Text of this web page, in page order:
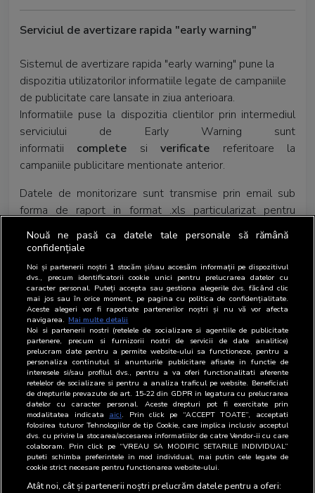
Serviciul de avertizare rapida "early warning"
Sistemul de avertizare rapida "early warning" pune la
dispozitia utilizatorilor informatiile legate de campaniile
de publicitate care lansate in ziua anterioara.
Informatiile puse la dispozitia clientilor prin intermediul
serviciului de Early Warning sunt
informatii complete siverificate referitoare la
campaniile publicitare mentionate anterior.
Datele de monitorizare sunt transmise prin email sub
forma de raport in format .xls particularizat pentru
fiecare utilizator in parte,
zilnicpana la
ora14:00.Serviciul de Early Warning este disponibil
gratuit tuturor beneficiarilor MIP Radio prin intermediul
aplicatiei Media Monitor.
Accesare rezultate MIP Radio
In cazul in care nu sunteti beneficiar MIP Presa Radio, dar
doriti acces la acest serviciu, acesta este disponibil
contra cost tuturor companiilor interesate. Informatii
privind tarifele aplicate precum si conditiile in care se
poate accesa acest serviciu pot fi solicitate la
monitorizare[at]brat[punct]ro sau prin accesarea linkului
de mai jos:
Solicita informatii
Nouă ne pasă ca datele tale personale să rămână
confidențiale
Noi și partenerii noștri 1 stocăm și/sau accesăm informații pe dispozitivul
dvs., precum identificatorii cookie unici pentru prelucrarea datelor cu
caracter personal. Puteți accepta sau gestiona alegerile dvs. făcând clic
mai jos sau în orice moment, pe pagina cu politica de confidențialitate.
Aceste alegeri vor fi raportate partenerilor noștri și nu vă vor afecta
navigarea. Mai multe detalii
Noi si partenerii nostri (retelele de socializare si agentiile de publicitate
partenere, precum si furnizorii nostri de servicii de date analitice)
prelucram date pentru a permite website-ului sa functioneze, pentru a
personaliza continutul si anunturile publicitare afisate in functie de
interesele si/sau profilul dvs., pentru a va oferi functionalitati aferente
retelelor de socializare si pentru a analiza traficul pe website. Beneficiati
de drepturile prevazute de art. 15-22 din GDPR in legatura cu prelucrarea
datelor cu caracter personal. Aceste drepturi pot fi exercitate prin
modalitatea indicata aici. Prin click pe “ACCEPT TOATE”, acceptati
folosirea tuturor Tehnologiilor de tip Cookie, care implica inclusiv acceptul
dvs. cu privire la stocarea/accesarea informatiilor de catre Vendor-ii cu care
colaboram. Prin click pe “VREAU SA MODIFIC SETARILE INDIVIDUAL”
puteti schimba preferintele in mod individual, mai putin cele legate de
cookie strict necesare pentru functionarea website-ului.
Atât noi, cât și partenerii noștri prelucrăm datele pentru a oferi: